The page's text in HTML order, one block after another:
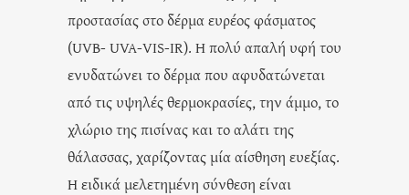
προστασίας στο δέρμα ευρέος φάσματος
(UVB- UVA-VIS-IR). Η πολύ απαλή υφή του
ενυδατώνει το δέρμα που αφυδατώνεται
από τις υψηλές θερμοκρασίες, την άμμο, το
χλώριο της πισίνας και το αλάτι της
θάλασσας, χαρίζοντας μία αίσθηση ευεξίας.
Η ειδικά μελετημένη σύνθεση είναι